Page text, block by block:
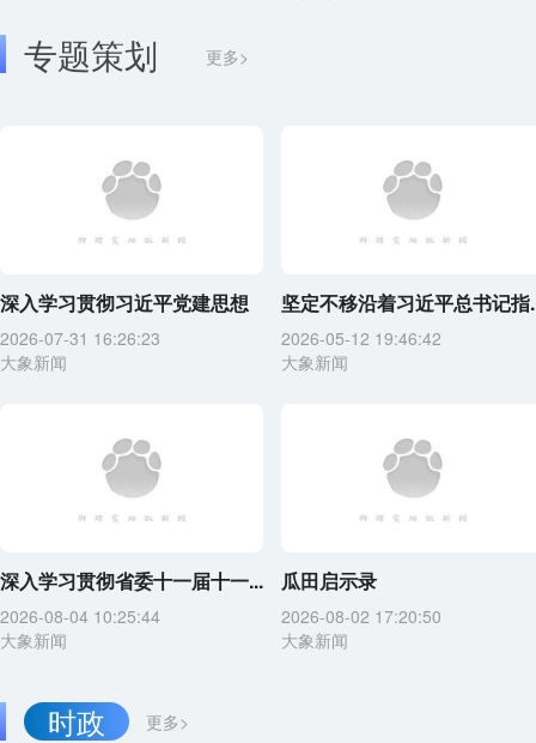
专题策划 更多>
深入学习贯彻习近平党建思想
2026-07-31 16:26:23
大象新闻
坚定不移沿着习近平总书记指
2026-05-12 19:46:42
大象新闻
深入学习贯彻省委十一届十一...
2026-08-04 10:25:44
大象新闻
瓜田启示录
2026-08-02 17:20:50
大象新闻
更多>
时政